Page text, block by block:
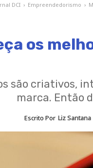
DCI › Empreendedorismo ›
os
são criativos,
marca. Então
Escrito Por Liz Santana